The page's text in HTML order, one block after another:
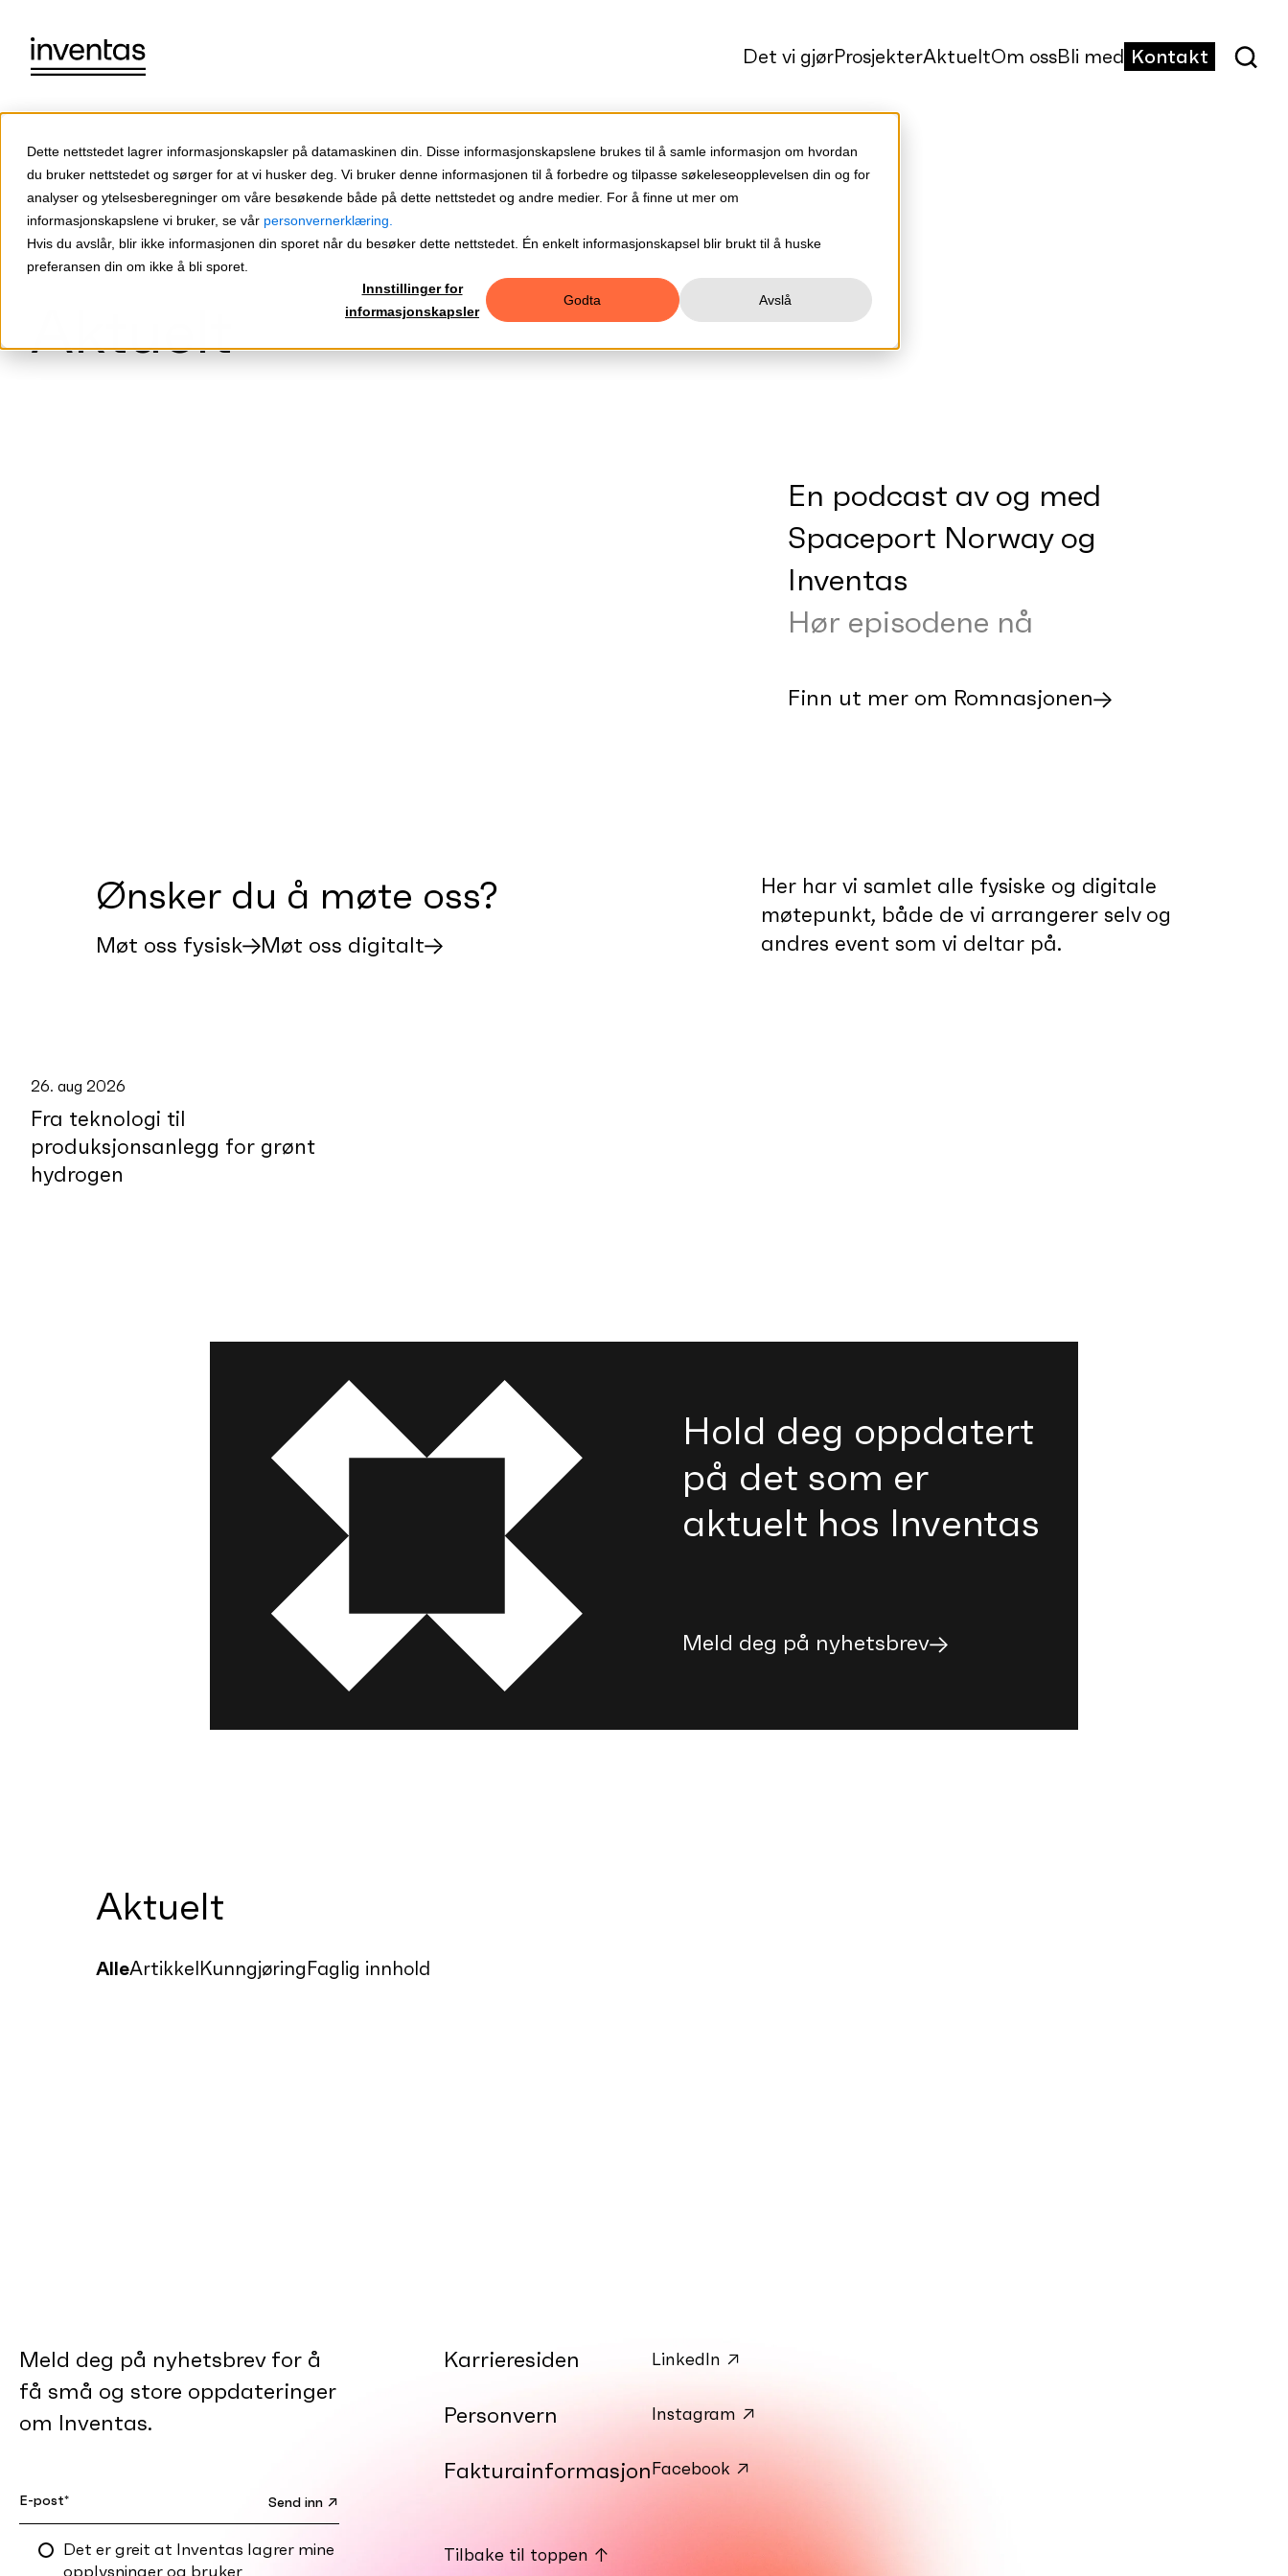
Dette nettstedet lagrer informasjonskapsler på datamaskinen din. Disse informasjonskapslene brukes til å samle informasjon om hvordan
du bruker nettstedet og sørger for at vi husker deg. Vi bruker denne informasjonen til å forbedre og tilpasse søkeleseopplevelsen din og for
analyser og ytelsesberegninger om våre besøkende både på dette nettstedet og andre medier. For å finne ut mer om
informasjonskapslene vi bruker, se vår personvernerklæring.
Hvis du avslår, blir ikke informasjonen din sporet når du besøker dette nettstedet. Én enkelt informasjonskapsel blir brukt til å huske
preferansen din om ikke å bli sporet.
Innstillinger for
informasjonskapsler
Godta Avslå
Det vi gjørProsjekterAktueltOm ossBli med Kontakt
Aktuelt
En podcast av og med
Spaceport Norway og
Inventas
Hør episodene nå
Finn ut mer om Romnasjonen
Ønsker du å møte oss?
Møt oss fysisk Møt oss digitalt
Her har vi samlet alle fysiske og digitale
møtepunkt, både de vi arrangerer selv og
andres event som vi deltar på.
26. aug 2026
Fra teknologi til
produksjonsanlegg for grønt
hydrogen
Hold deg oppdatert
på det som er
aktuelt hos Inventas
Meld deg på nyhetsbrev
Aktuelt
AlleArtikkelKunngjøringFaglig innhold
Meld deg på nyhetsbrev for å
få små og store oppdateringer
om Inventas.
Det er greit at Inventas lagrer mine
opplysninger og bruker
Karrieresiden
Personvern
Fakturainformasjon
LinkedIn ↗
Instagram ↗
Facebook ↗
Tilbake til toppen ↑